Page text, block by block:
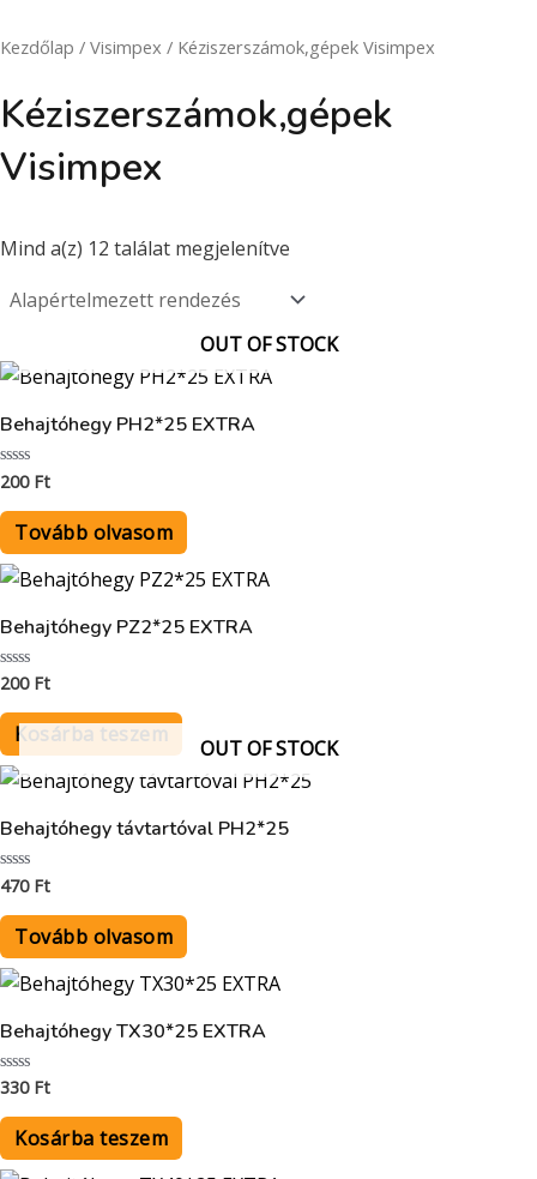
Kezdőlap / Visimpex / Kéziszerszámok,gépek Visimpex
Kéziszerszámok,gépek
Visimpex
Mind a(z) 12 találat megjelenítve
OUT OF STOCK
Behajtóhegy PH2*25 EXTRA
Értékelés:
0
/
200 Ft
Tovább olvasom
Behajtóhegy PZ2*25 EXTRA
Értékelés:
/
200 Ft
Kosárba teszem
OUT OF STOCK
Behajtóhegy távtartóval PH2*25
Értékelés:
0
/
470 Ft
Tovább olvasom
Behajtóhegy TX30*25 EXTRA
Értékelés:
/
330 Ft
Kosárba teszem